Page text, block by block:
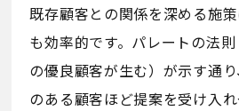
既存顧客との関係を深める施
も効率的です。パレートの法
の優良顧客が生む）が示す通
のある顧客ほど提案を受け入れ